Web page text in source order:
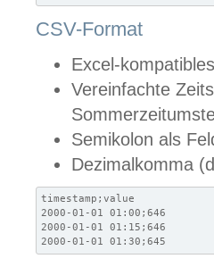
CSV-Format
Excel-
Vereinfachte
Semikolon als
Dezimalkomma
timestamp;value
2000-01-01 01:00;646
2000-01-01 01:15;646
2000-01-01 01:30;645